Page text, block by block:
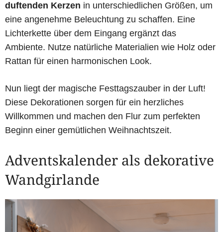
duftenden Kerzen in unterschiedlichen Größen, um
eine angenehme Beleuchtung zu schaffen. Eine
Lichterkette über dem Eingang ergänzt das
Ambiente. Nutze natürliche Materialien wie Holz oder
Rattan für einen harmonischen Look.
Nun liegt der magische Festtagszauber in der Luft!
Diese Dekorationen sorgen für ein herzliches
Willkommen und machen den Flur zum perfekten
Beginn einer gemütlichen Weihnachtszeit.
Adventskalender als dekorative
Wandgirlande